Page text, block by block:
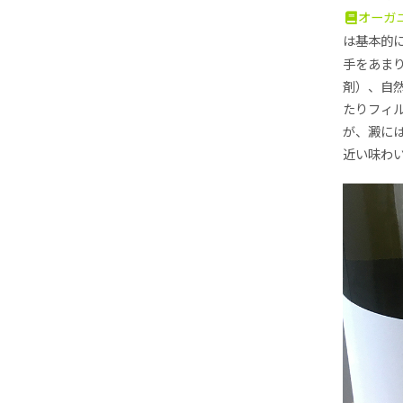
オーガ
は基本的
手をあま
剤）、自
たりフィ
が、澱に
近い味わ